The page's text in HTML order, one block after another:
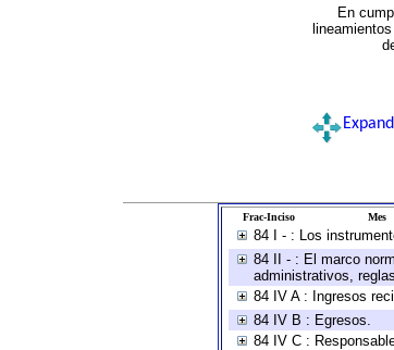
En
Frac-Inciso Mes
84 I - : Los
84 II - : El marco
administrativos,
84 IV A : Ingresos
84 IV B : Egresos.
84 IV C :